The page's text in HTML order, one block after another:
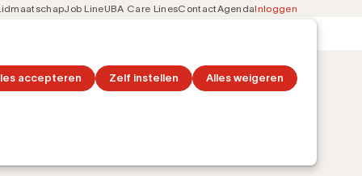
accepteren Zelf instellen Alles weigeren
Job LineUBA Care LinesContactAgendaInloggen